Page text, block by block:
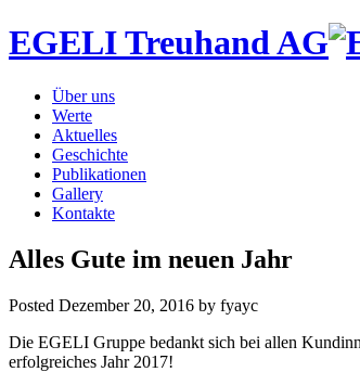
EGELI Treuhand AG
Über uns
Werte
Aktuelles
Geschichte
Publikationen
Gallery
Kontakte
Alles Gute im neuen Jahr
Posted Dezember 20, 2016 by fyayc
Die EGELI Gruppe bedankt sich bei allen
erfolgreiches Jahr 2017!